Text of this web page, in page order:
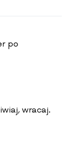
po
wracaj.
127,00zł.
97,00zł.